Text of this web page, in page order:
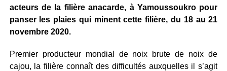
acteurs de la filière anacarde, à Yamoussoukro pour
panser les plaies qui minent cette filière, du 18 au 21
novembre 2020.
Premier producteur mondial de noix brute de noix de
cajou, la filière connaît des difficultés auxquelles il s’agit